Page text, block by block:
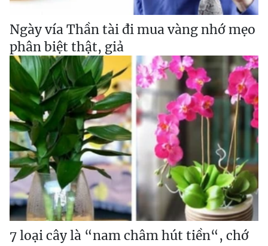
Ngày vía Thần tài đi mua vàng nhớ mẹo
phân biệt thật, giả
7 loại cây là “nam châm hút tiền“, chớ